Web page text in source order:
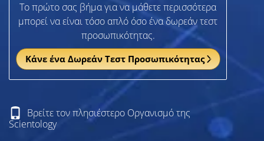
Το πρώτο σας βήμα για να μάθετε περισσότερα
μπορεί να είναι τόσο απλό όσο ένα δωρεάν τεστ
προσωπικότητας.
Κάνε ένα Δωρεάν Τεστ Προσωπικότητας
Βρείτε τον πλησιέστερο Οργανισμό της
Scientology